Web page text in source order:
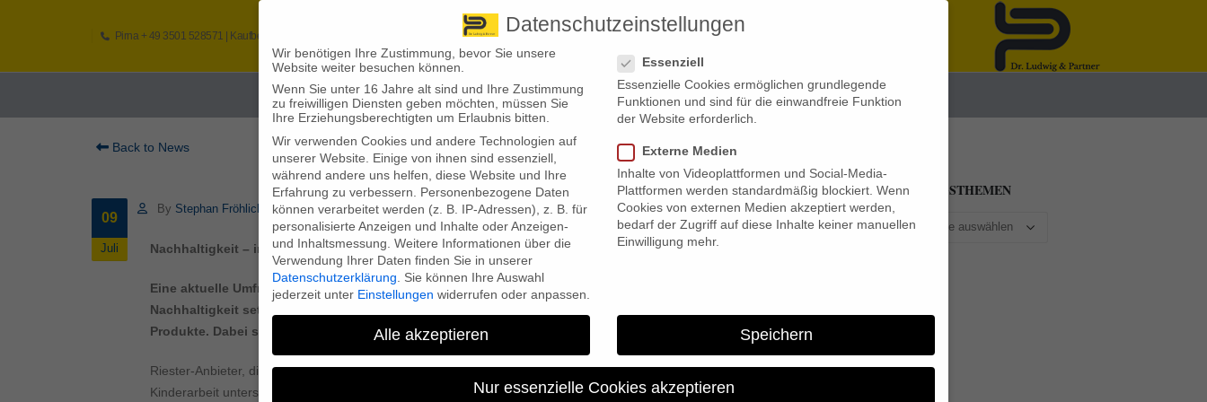
Pirna+ 49 3501 528571 | Kaufbeuren So finden Sie unsStandorte
Home Wir bieten Leistungsübersicht Über uns Standorte News
Back to News
09
Juli
By Stephan Fröhlich
Nachhaltigkeit – in Altersvorsorge mehr als Nische
Eine aktuelle Umfrage zeigt, dass die Deutschen durchaus auch in Sachen Altersvorsorge auf
Nachhaltigkeit setzen würden. Erschwert wird dies allerdings oft durch die fehlende Transparenz der
Produkte. Dabei setzt auch bei den Anbietern ein Umdenken ein.
Riester-Anbieter, die in Waffentechnik oder Kohlekraftwerke investieren? Lebensversicherer, die Landraub und
Kinderarbeit unterstützen? All das wollen viele Deutsche nicht, wie eine repräsentative Umfrage im Auftrag des
BEITRAGSTHEMEN
Datenschutzeinstellungen
Wir benötigen Ihre Zustimmung, bevor Sie unsere
Website weiter besuchen können.
Wenn Sie unter 16 Jahre alt sind und Ihre Zustimmung
zu freiwilligen Diensten geben möchten, müssen Sie
Ihre Erziehungsberechtigten um Erlaubnis bitten.
Wir verwenden Cookies und andere Technologien auf
unserer Website. Einige von ihnen sind essenziell,
während andere uns helfen, diese Website und Ihre
Erfahrung zu verbessern.
Personenbezogene Daten
können verarbeitet werden (z. B. IP-Adressen), z. B. für
personalisierte Anzeigen und Inhalte oder Anzeigen-
und Inhaltsmessung. Weitere Informationen über die
Verwendung Ihrer Daten finden Sie in unserer
Datenschutzerklärung
Sie können Ihre Auswahl
jederzeit unter Einstellungen widerrufen oder anpassen.
Essenziell
Essenzielle Cookies ermöglichen grundlegende
Funktionen und sind für die einwandfreie Funktion
der Website erforderlich.
Externe Medien
Inhalte von Videoplattformen und Social-Media-
Plattformen werden standardmäßig blockiert. Wenn
Cookies von externen Medien akzeptiert werden,
bedarf der Zugriff auf diese Inhalte keiner manuellen
Einwilligung mehr.
Alle akzeptieren Speichern
Nur essenzielle Cookies akzeptieren